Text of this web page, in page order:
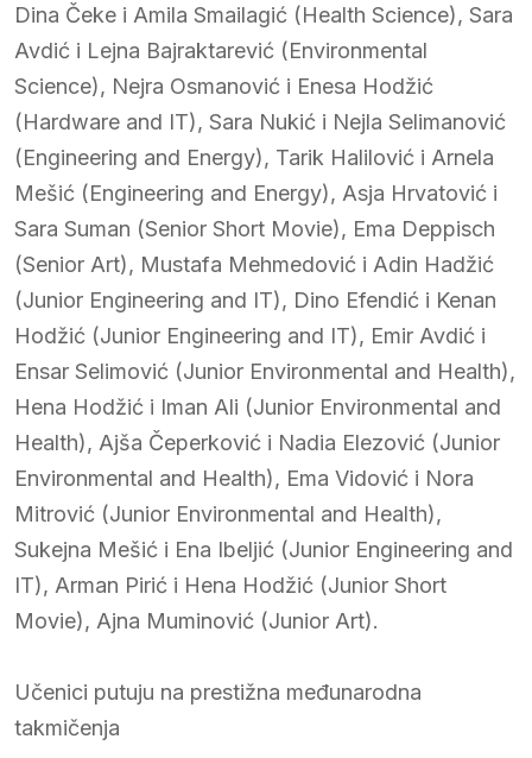
Dina Čeke i Amila Smailagić (Health Science), Sara
Avdić i Lejna Bajraktarević (Environmental
Science), Nejra Osmanović i Enesa Hodžić
(Hardware and IT), Sara Nukić i Nejla Selimanović
(Engineering and Energy), Tarik Halilović i Arnela
Mešić (Engineering and Energy), Asja Hrvatović i
Sara Suman (Senior Short Movie), Ema Deppisch
(Senior Art), Mustafa Mehmedović i Adin Hadžić
(Junior Engineering and IT), Dino Efendić i Kenan
Hodžić (Junior Engineering and IT), Emir Avdić i
Ensar Selimović (Junior Environmental and Health),
Hena Hodžić i Iman Ali (Junior Environmental and
Health), Ajša Čeperković i Nadia Elezović (Junior
Environmental and Health), Ema Vidović i Nora
Mitrović (Junior Environmental and Health),
Sukejna Mešić i Ena Ibeljić (Junior Engineering and
IT), Arman Pirić i Hena Hodžić (Junior Short
Movie), Ajna Muminović (Junior Art).
Učenici putuju na prestižna međunarodna
takmičenja